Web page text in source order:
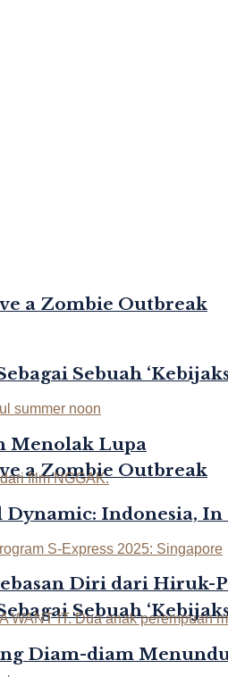
a Zombie Outbreak
Sebuah
a Zombie Outbreak
Sebuah
Menolak Lupa
Indonesia, In
Diri dari Hiruk-
Diam-diam